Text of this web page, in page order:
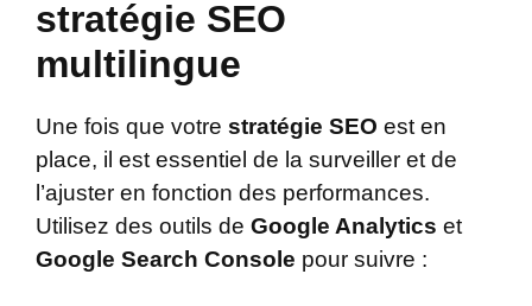
stratégie SEO
multilingue
Une fois que votre stratégie SEO est en
place, il est essentiel de la surveiller et de
l’ajuster en fonction des performances.
Utilisez des outils de Google Analytics et
Google Search Console pour suivre :